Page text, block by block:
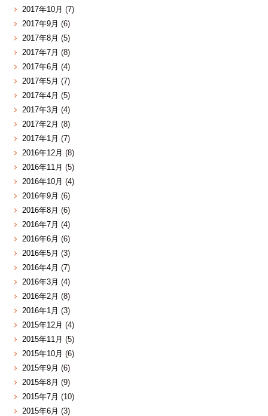
2017年10月 (7)
2017年9月 (6)
2017年8月 (5)
2017年7月 (8)
2017年6月 (4)
2017年5月 (7)
2017年4月 (5)
2017年3月 (4)
2017年2月 (8)
2017年1月 (7)
2016年12月 (8)
2016年11月 (5)
2016年10月 (4)
2016年9月 (6)
2016年8月 (6)
2016年7月 (4)
2016年6月 (6)
2016年5月 (3)
2016年4月 (7)
2016年3月 (4)
2016年2月 (8)
2016年1月 (3)
2015年12月 (4)
2015年11月 (5)
2015年10月 (6)
2015年9月 (6)
2015年8月 (9)
2015年7月 (10)
2015年6月 (3)